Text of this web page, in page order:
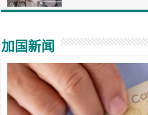
加国新闻